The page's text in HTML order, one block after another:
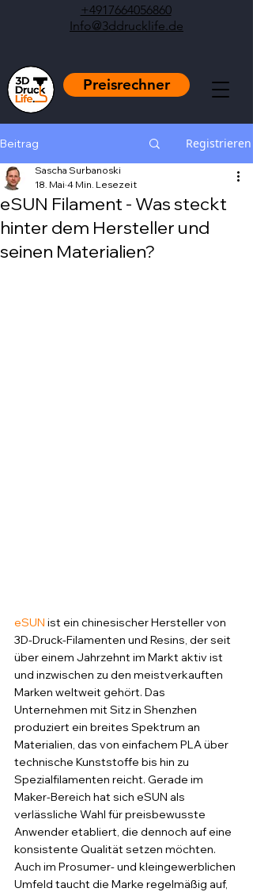
+4917664056860
Info@3ddrucklife.de
Preisrechner
Beitrag Registrieren
eSUN Filament - Was steckt
hinter dem Hersteller und
seinen Materialien?
Sascha Surbanoski
18. Mai 4 Min. Lesezeit
eSUN ist ein chinesischer Hersteller von
3D-Druck-Filamenten und Resins, der seit
über einem Jahrzehnt im Markt aktiv ist
und inzwischen zu den meistverkauften
Marken weltweit gehört. Das
Unternehmen mit Sitz in Shenzhen
produziert ein breites Spektrum an
Materialien, das von einfachem PLA über
technische Kunststoffe bis hin zu
Spezialfilamenten reicht. Gerade im
Maker-Bereich hat sich eSUN als
verlässliche Wahl für preisbewusste
Anwender etabliert, die dennoch auf eine
konsistente Qualität setzen möchten.
Auch im Prosumer- und kleingewerblichen
Umfeld taucht die Marke regelmäßig auf,